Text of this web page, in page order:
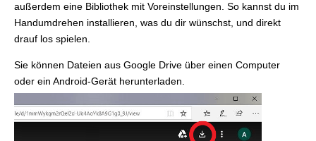
außerdem eine Bibliothek mit Voreinstellungen. So kannst du im
Handumdrehen installieren, was du dir wünschst, und direkt
drauf los spielen.
Sie können Dateien aus Google Drive über einen Computer
oder ein Android-Gerät herunterladen.